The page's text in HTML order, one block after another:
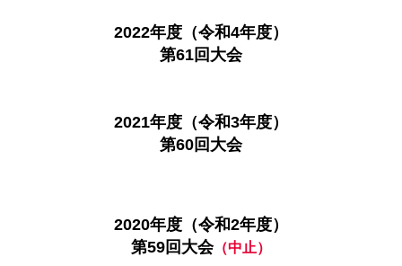
2022年度（令和4年度）
第61回大会
2021年度（令和3年度）
第60回大会
2020年度（令和2年度）
第59回大会（中止）